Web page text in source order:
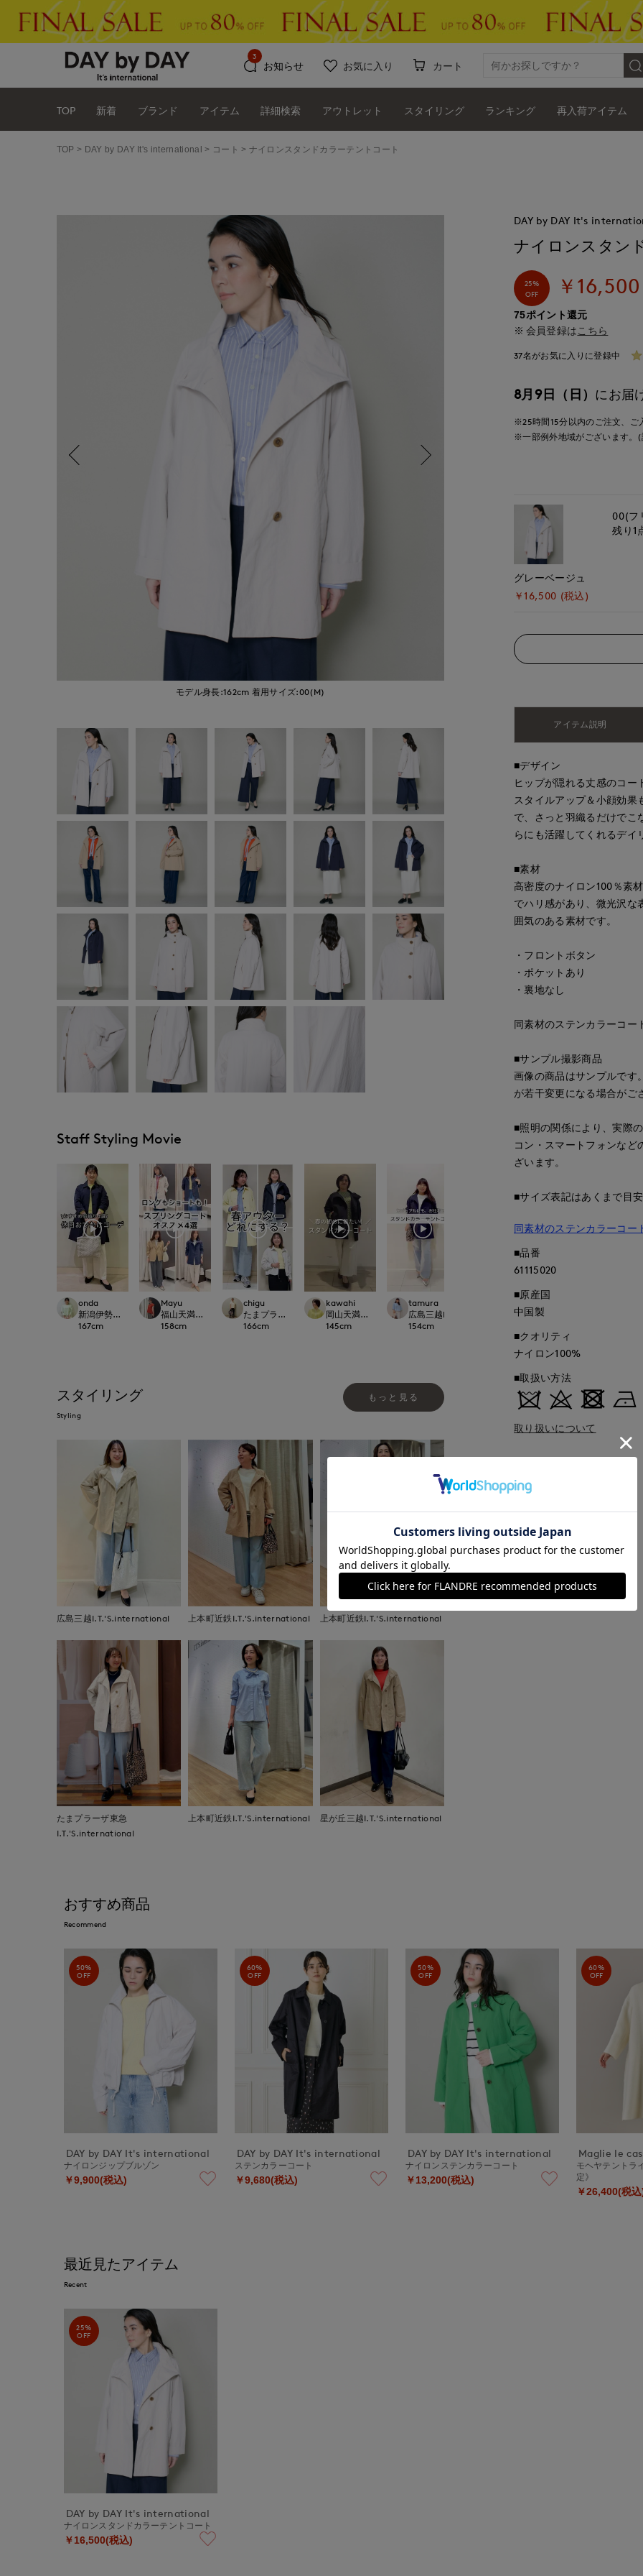
お知らせ
3
お気に入り カート
TOP 新着 ブランド アイテム 詳細検索 アウトレット スタイリング ランキング 再入荷アイテム
TOP DAY by DAY It's international コート ナイロンスタンドカラーテントコート
モデル身長:162cm 着用サイズ:00(M)
Staff Styling Movie
onda
新潟伊勢丹7-IDconcept.
167cm
Mayu
福山天満屋店INED/7-IDconcept./Maglie
158cm
chigu
たまプラーザ東急I.T.'S.international
166cm
kawahi
岡山天満屋7-IDconcept.
145cm
tamura
広島三越I.T.'S.international
154cm
那覇メインプレイスI.T.'S.international
スタイリング
Styling
もっと見る
広島三越I.T.'S.international 上本町近鉄I.T.'S.international 上本町近鉄I.T.'S.international
たまプラーザ東急
I.T.'S.international
上本町近鉄I.T.'S.international 星が丘三越I.T.'S.international
DAY by DAY It's
ナイロンスタン
25%
OFF
￥16,500
75ポイント還元
会員登録は こちら
37名がお気に入りに登録中
8月9日（日） にお届
※25時間15分以内のご注文、ご
※一部例外地域がございます。(
グレーベージュ
￥16,500 (税込)
00(フ
残り1
アイテム説明
■デザイン
ヒップが隠れる丈感のコー
スタイルアップ＆小顔効果
で、さっと羽織るだけでこ
らにも活躍してくれるデイ
■素材
高密度のナイロン100％素
でハリ感があり、微光沢な
囲気のある素材です。
・フロントボタン
・ポケットあり
・裏地なし
同素材のステンカラーコー
■サンプル撮影商品
画像の商品はサンプルです
が若干変更になる場合がご
■照明の関係により、実際
コン・スマートフォンなど
ざいます。
■サイズ表記はあくまで目安
同素材のステンカラーコー
■品番
61115020
■原産国
中国製
■クオリティ
ナイロン100%
■取扱い方法
取り扱いについて
おすすめ商品
Recommend
50%
OFF
DAY by DAY It's international
ナイロンジップブルゾン
￥9,900(税込)
60%
OFF
DAY by DAY It's international
ステンカラーコート
￥9,680(税込)
50%
OFF
DAY by DAY It's international
ナイロンステンカラーコート
￥13,200(税込)
60%
OFF
Maglie le
モヘヤテントラ
定》
￥26,400(税込
最近見たアイテム
Recent
25%
OFF
DAY by DAY It's international
ナイロンスタンドカラーテントコート
￥16,500(税込)